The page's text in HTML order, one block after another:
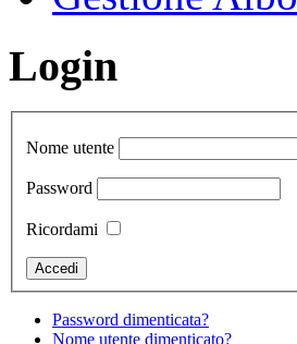
Login
Nome utente
Password
Ricordami
Password dimenticata?
Nome utente dimenticato?